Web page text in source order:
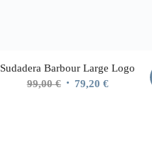
Sudadera Barbour Large Logo
99,00€ El 79,20 €El